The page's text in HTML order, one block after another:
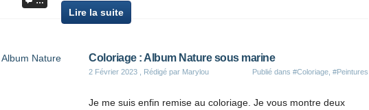
Lire la suite
Coloriage : Album Nature sous marine
2 Février 2023 , Rédigé par Marylou Publié dans #Coloriage #Peintures
Je me suis enfin remise au coloriage. Je vous montre deux